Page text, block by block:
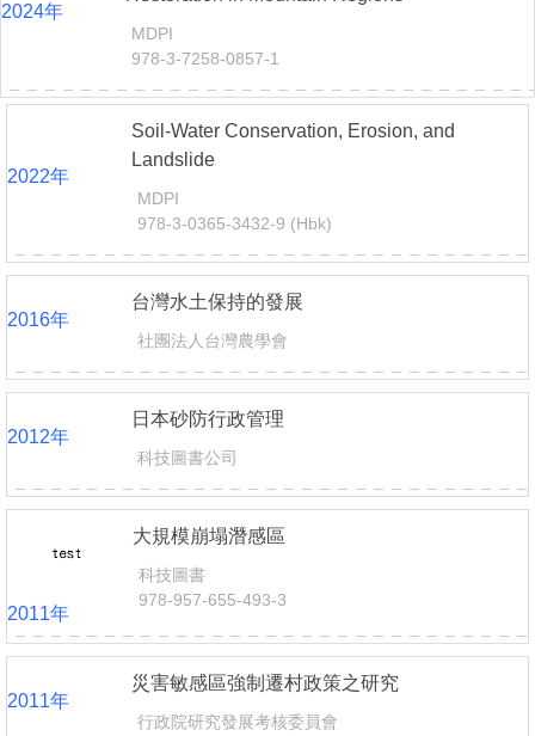
2024年
MDPI
978-3-7258-0857-1
2022年
Soil-Water Conservation, Erosion, and
Landslide
MDPI
978-3-0365-3432-9 (Hbk)
2016年
台灣水土保持的發展
社團法人台灣農學會
2012年
日本砂防行政管理
科技圖書公司
2011年
大規模崩塌潛感區
科技圖書
978-957-655-493-3
2011年
災害敏感區強制遷村政策之研究
行政院研究發展考核委員會